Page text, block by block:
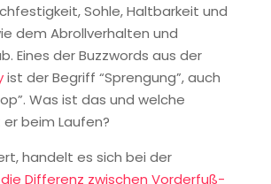
Sohle, Haltbarkeit und
dem Abrollverhalten und
Eines der Buzzwords aus der
ist der Begriff “Sprengung”, auch
Was ist das und welche
beim Laufen?
handelt es sich bei der
Differenz zwischen Vorderfuß-